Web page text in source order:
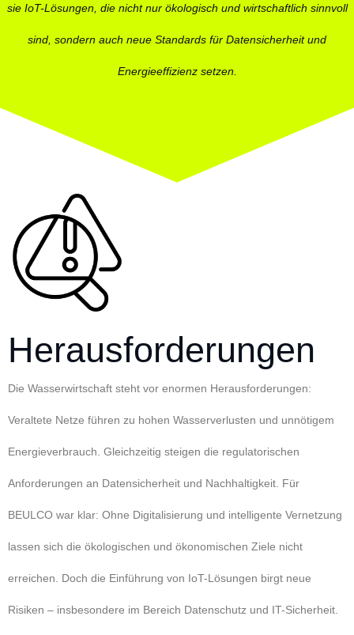
sie IoT-Lösungen, die nicht nur ökologisch und wirtschaftlich sinnvoll
sind, sondern auch neue Standards für Datensicherheit und
Energieeffizienz setzen.
Herausforderungen
Die Wasserwirtschaft steht vor enormen Herausforderungen:
Veraltete Netze führen zu hohen Wasserverlusten und unnötigem
Energieverbrauch. Gleichzeitig steigen die regulatorischen
Anforderungen an Datensicherheit und Nachhaltigkeit. Für
BEULCO war klar: Ohne Digitalisierung und intelligente Vernetzung
lassen sich die ökologischen und ökonomischen Ziele nicht
erreichen. Doch die Einführung von IoT-Lösungen birgt neue
Risiken – insbesondere im Bereich Datenschutz und IT-Sicherheit.